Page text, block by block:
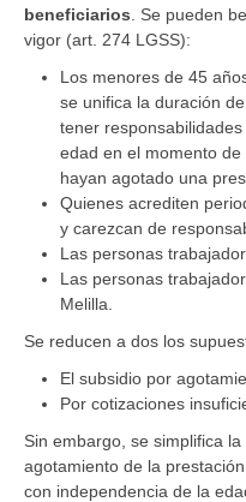
beneficiarios . Se pueden
vigor (art. 274 LGSS):
Los menores de 45
se unifica la duración
tener
edad en el momento
hayan agotado una
Quienes acrediten
y carezcan de
Las personas
Las personas
Melilla.
Se reducen a dos los
El subsidio por
Por cotizaciones
Sin embargo, se simplifica
agotamiento de la
con independencia de la